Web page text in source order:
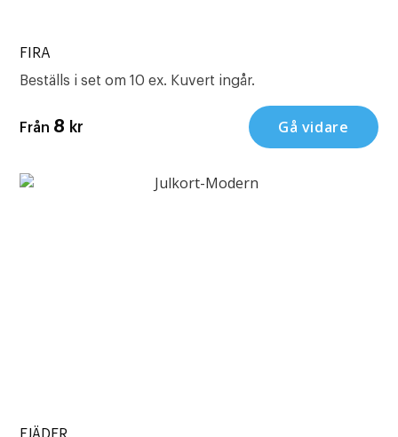
FIRA
Beställs i set om 10 ex. Kuvert ingår.
Från 8 kr Gå vidare
FJÄDER